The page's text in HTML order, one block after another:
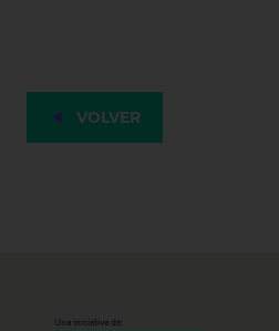
VOLVER
Una iniciativa de: